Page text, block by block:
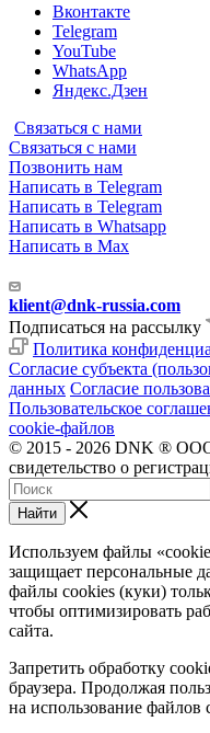
Вконтакте
Telegram
YouTube
WhatsApp
Яндекс.Дзен
Связаться с нами
Связаться с нами
Позвонить нам
Написать в Telegram
Написать в Telegram
Написать в Whatsapp
Написать в Max
klient@dnk-russia.com
Подписаться на рассылку
Политика
Согласие субъекта
данных Согласие
Пользовательское
cookie-файлов
© 2015 - 2026 DNK ®
свидетельство о
Найти
Используем файлы
защищает персональные
файлы cookies (куки)
чтобы оптимизировать
сайта.
Запретить обработку
браузера. Продолжая
на использование файлов